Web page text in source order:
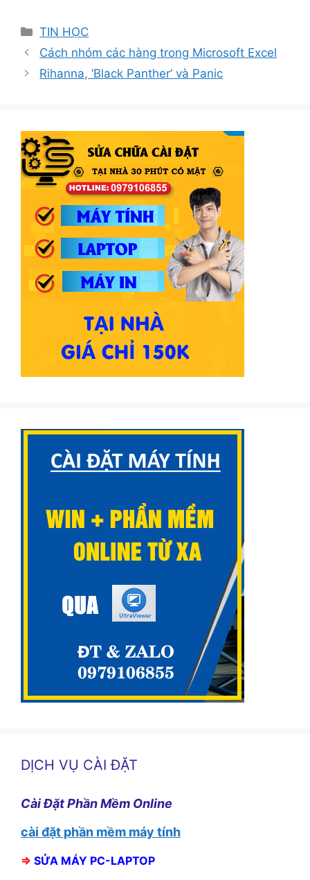
Danh
mục
TIN HỌC
Cách nhóm các hàng trong Microsoft Excel
Rihanna, ‘Black Panther’ và Panic
DỊCH VỤ CÀI ĐẶT
Cài Đặt Phần Mềm Online
cài đặt phần mềm máy tính
⇒ SỬA MÁY PC-LAPTOP